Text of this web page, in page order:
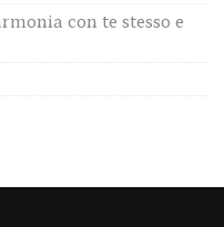
con te stesso e